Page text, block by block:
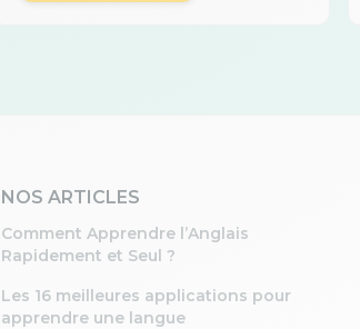
NOS ARTICLES
Comment Apprendre l’Anglais
Rapidement et Seul ?
Les 16 meilleures applications pour
apprendre une langue